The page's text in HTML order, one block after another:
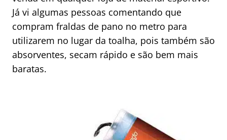
Já vi algumas pessoas comentando que
compram fraldas de pano no metro para
utilizarem no lugar da toalha, pois também são
absorventes, secam rápido e são bem mais
baratas.